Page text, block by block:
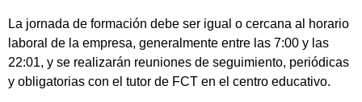
La jornada de formación debe ser igual o cercana al horario
laboral de la empresa, generalmente entre las 7:00 y las
22:01, y se realizarán reuniones de seguimiento, periódicas
y obligatorias con el tutor de FCT en el centro educativo.